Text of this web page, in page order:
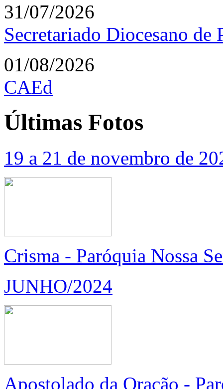
31/07/2026
Secretariado Diocesano de
01/08/2026
CAEd
Últimas Fotos
19 a 21 de novembro de
Crisma - Paróquia Nossa
JUNHO/2024
Apostolado da Oração -